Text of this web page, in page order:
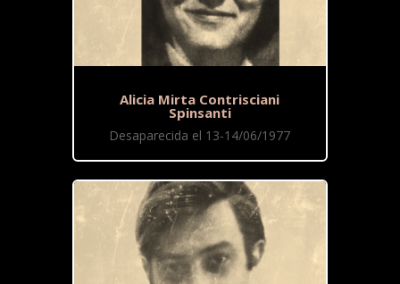
Alicia Mirta Contrisciani
Spinsanti
Desaparecida el 13-14/06/1977